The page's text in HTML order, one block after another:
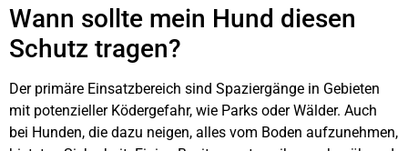
Wann sollte mein Hund diesen
Schutz tragen?
Der primäre Einsatzbereich sind Spaziergänge in Gebieten
mit potenzieller Ködergefahr, wie Parks oder Wälder. Auch
bei Hunden, die dazu neigen, alles vom Boden aufzunehmen,